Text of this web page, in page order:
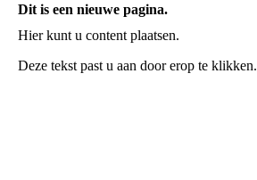
Dit is een nieuwe pagina.
Hier kunt u content plaatsen.
Deze tekst past u aan door erop te klikken.